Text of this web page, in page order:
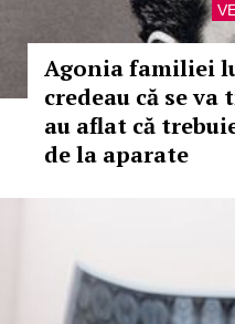
Agonia familiei
credeau că se
au aflat că
de la aparate